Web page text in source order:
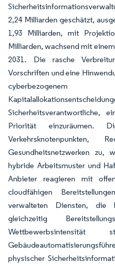
2,24 Milliarden geschätzt,
1,93 Milliarden, mit
Milliarden, wachsend mit
2031. Die rasche
Vorschriften und eine
Sicherheitsverantwortliche,
Priorität einzuräumen.
Verkehrsknotenpunkten,
Gesundheitsnetzwerken zu,
hybride Arbeitsmuster und
Anbieter reagieren mit
cloudfähigen
verwalteten Diensten, die
gleichzeitig
physischer